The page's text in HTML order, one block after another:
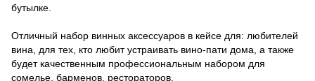
бутылке.
Отличный набор винных аксессуаров в кейсе для: любителей
вина, для тех, кто любит устраивать вино-пати дома, а также
будет качественным профессиональным набором для
сомелье, барменов, рестораторов.